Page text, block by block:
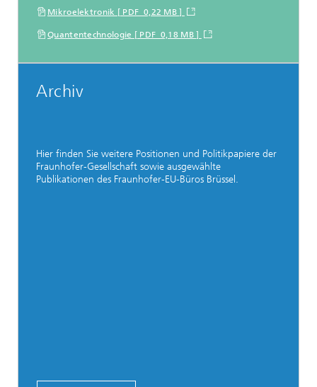
Mikroelektronik [ PDF 0,22 MB ]
Quantentechnologie [ PDF 0,18 MB ]
Archiv
Hier finden Sie weitere Positionen und Politikpapiere der
Fraunhofer-Gesellschaft sowie ausgewählte
Publikationen des Fraunhofer-EU-Büros Brüssel.